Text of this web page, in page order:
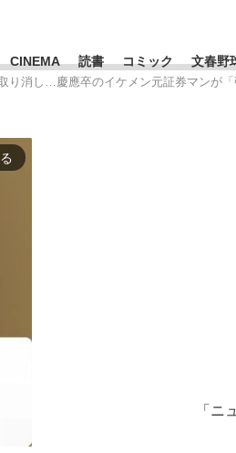
のまま解散」WBC日本代表“敗戦”の真
CINEMA 読書 コミック 文春野
消し…慶應卒のイケメン元証券マンが
「ニ